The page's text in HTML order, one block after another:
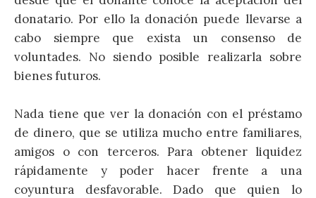
donatario. Por ello la donación puede llevarse a
cabo siempre que exista un consenso de
voluntades. No siendo posible realizarla sobre
bienes futuros.
Nada tiene que ver la donación con el préstamo
de dinero, que se utiliza mucho entre familiares,
amigos o con terceros. Para obtener liquidez
rápidamente y poder hacer frente a una
coyuntura desfavorable. Dado que quien lo